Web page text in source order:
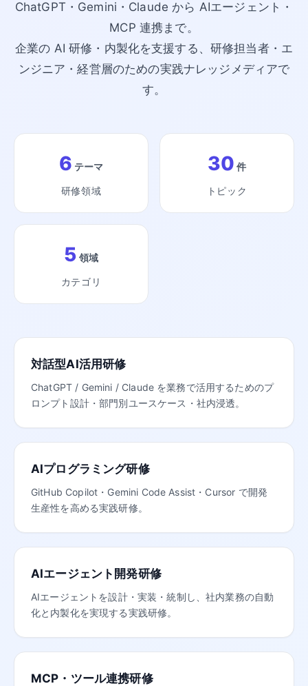
ChatGPT・Gemini・Claude から AIエージェント・
MCP 連携まで。
企業の AI 研修・内製化を支援する、研修担当者・エ
ンジニア・経営層のための実践ナレッジメディアで
す。
6 テーマ
研修領域
30 件
トピック
5 領域
カテゴリ
対話型AI活用研修
ChatGPT / Gemini / Claude を業務で活用するためのプ
ロンプト設計・部門別ユースケース・社内浸透。
AIプログラミング研修
GitHub Copilot・Gemini Code Assist・Cursor で開発
生産性を高める実践研修。
AIエージェント開発研修
AIエージェントを設計・実装・統制し、社内業務の自動
化と内製化を実現する実践研修。
MCP・ツール連携研修